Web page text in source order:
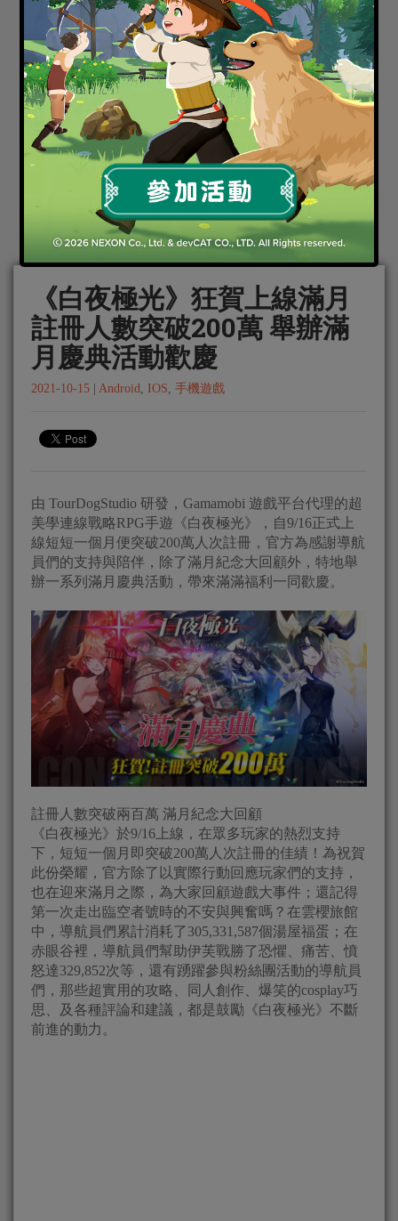
《白夜極光》狂賀上線滿月
註冊人數突破200萬 舉辦滿
月慶典活動歡慶
2021-10-15 Android, IOS, 手機遊戲
由 TourDogStudio 研發，Gamamobi 遊戲平台代理的超
美學連線戰略RPG手遊《白夜極光》，自9/16正式上
線短短一個月便突破200萬人次註冊，官方為感謝導航
員們的支持與陪伴，除了滿月紀念大回顧外，特地舉
辦一系列滿月慶典活動，帶來滿滿福利一同歡慶。
註冊人數突破兩百萬 滿月紀念大回顧
《白夜極光》於9/16上線，在眾多玩家的熱烈支持
下，短短一個月即突破200萬人次註冊的佳績！為祝賀
此份榮耀，官方除了以實際行動回應玩家們的支持，
也在迎來滿月之際，為大家回顧遊戲大事件；還記得
第一次走出臨空者號時的不安與興奮嗎？在雲櫻旅館
中，導航員們累計消耗了305,331,587個湯屋福蛋；在
赤眼谷裡，導航員們幫助伊芙戰勝了恐懼、痛苦、憤
怒達329,852次等，還有踴躍參與粉絲團活動的導航員
們，那些超實用的攻略、同人創作、爆笑的cosplay巧
思、及各種評論和建議，都是鼓勵《白夜極光》不斷
前進的動力。